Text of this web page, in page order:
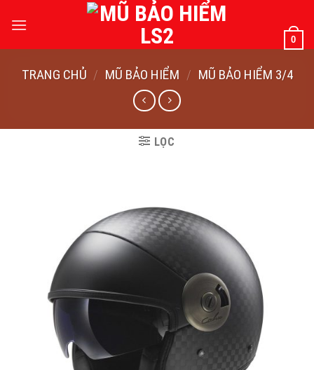
qua
0
TRANG CHỦ / MŨ BẢO HIỂM / MŨ BẢO HIỂM 3/4
LỌC